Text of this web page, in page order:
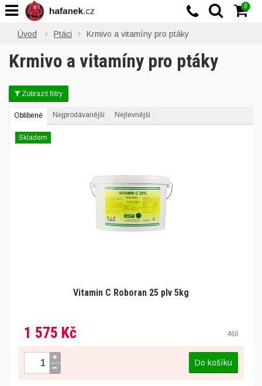
Úvod Ptáci Krmivo a vitamíny pro ptáky
Krmivo a vitamíny pro ptáky
Zobrazit filtry
Oblíbené Nejprodávanější Nejlevnější
Vitamin C Roboran 25 plv 5kg
1 575 Kč 460
Skladem
Do košíku
0